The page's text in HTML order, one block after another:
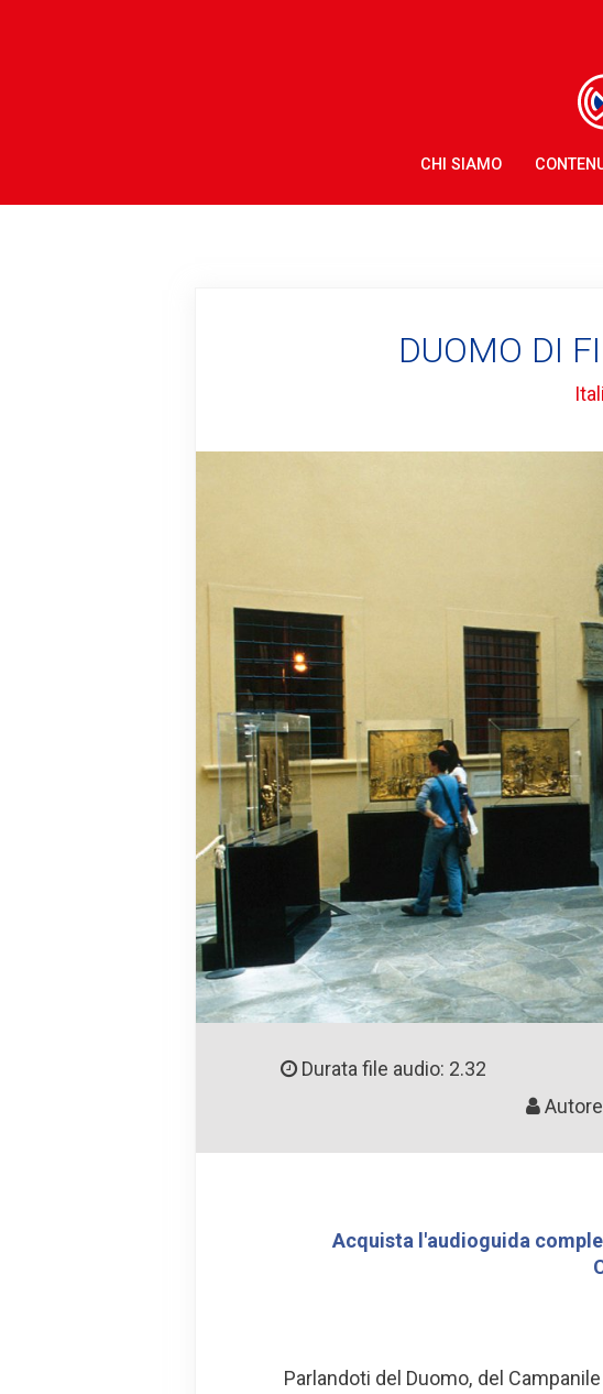
CHI SIAMO
DUOMO DI
Durata file audio: 2.32
Autore:
Acquista l'audioguida
Parlandoti del Duomo, del